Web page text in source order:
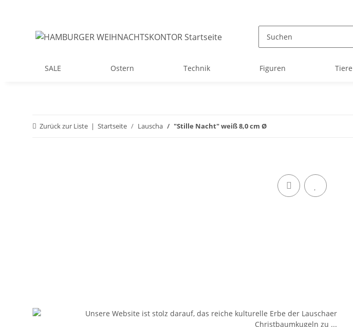
SALE Ostern Technik Figuren Tiere
Zurück zur Liste Startseite Lauscha "Stille Nacht" weiß 8,0 cm Ø